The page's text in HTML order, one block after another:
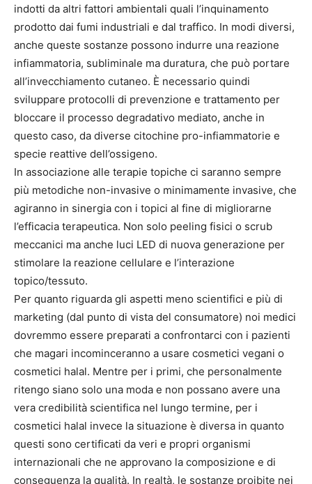
indotti da altri fattori ambientali quali l’inquinamento
prodotto dai fumi industriali e dal traffico. In modi diversi,
anche queste sostanze possono indurre una reazione
infiammatoria, subliminale ma duratura, che può portare
all’invecchiamento cutaneo. È necessario quindi
sviluppare protocolli di prevenzione e trattamento per
bloccare il processo degradativo mediato, anche in
questo caso, da diverse citochine pro-infiammatorie e
specie reattive dell’ossigeno.
In associazione alle terapie topiche ci saranno sempre
più metodiche non-invasive o minimamente invasive, che
agiranno in sinergia con i topici al fine di migliorarne
l’efficacia terapeutica. Non solo peeling fisici o scrub
meccanici ma anche luci LED di nuova generazione per
stimolare la reazione cellulare e l’interazione
topico/tessuto.
Per quanto riguarda gli aspetti meno scientifici e più di
marketing (dal punto di vista del consumatore) noi medici
dovremmo essere preparati a confrontarci con i pazienti
che magari incominceranno a usare cosmetici vegani o
cosmetici halal. Mentre per i primi, che personalmente
ritengo siano solo una moda e non possano avere una
vera credibilità scientifica nel lungo termine, per i
cosmetici halal invece la situazione è diversa in quanto
questi sono certificati da veri e propri organismi
internazionali che ne approvano la composizione e di
conseguenza la qualità. In realtà, le sostanze proibite nei